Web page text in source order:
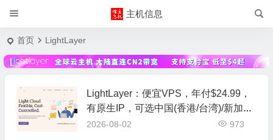
主机信息
首页 LightLayer
LightLayer：便宜VPS，年付$24.99，
有原生IP，可选中国(香港/台湾)/新加坡/
美国
2026-08-02 973